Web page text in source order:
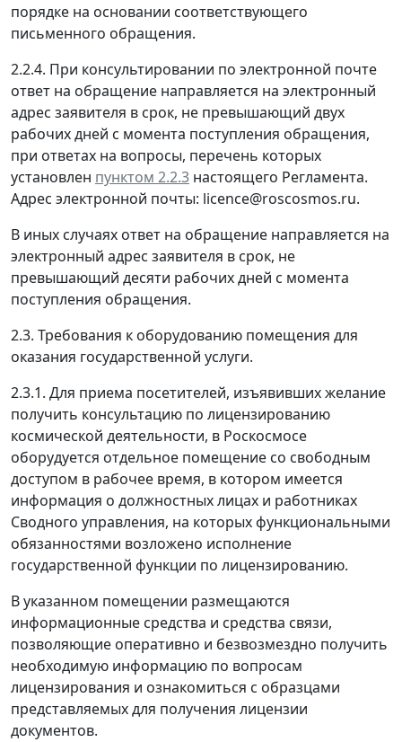
порядке на основании соответствующего
письменного обращения.
2.2.4. При консультировании по электронной почте
ответ на обращение направляется на электронный
адрес заявителя в срок, не превышающий двух
рабочих дней с момента поступления обращения,
при ответах на вопросы, перечень которых
установлен пунктом 2.2.3 настоящего Регламента.
Адрес электронной почты: licence@roscosmos.ru.
В иных случаях ответ на обращение направляется на
электронный адрес заявителя в срок, не
превышающий десяти рабочих дней с момента
поступления обращения.
2.3. Требования к оборудованию помещения для
оказания государственной услуги.
2.3.1. Для приема посетителей, изъявивших желание
получить консультацию по лицензированию
космической деятельности, в Роскосмосе
оборудуется отдельное помещение со свободным
доступом в рабочее время, в котором имеется
информация о должностных лицах и работниках
Сводного управления, на которых функциональными
обязанностями возложено исполнение
государственной функции по лицензированию.
В указанном помещении размещаются
информационные средства и средства связи,
позволяющие оперативно и безвозмездно получить
необходимую информацию по вопросам
лицензирования и ознакомиться с образцами
представляемых для получения лицензии
документов.